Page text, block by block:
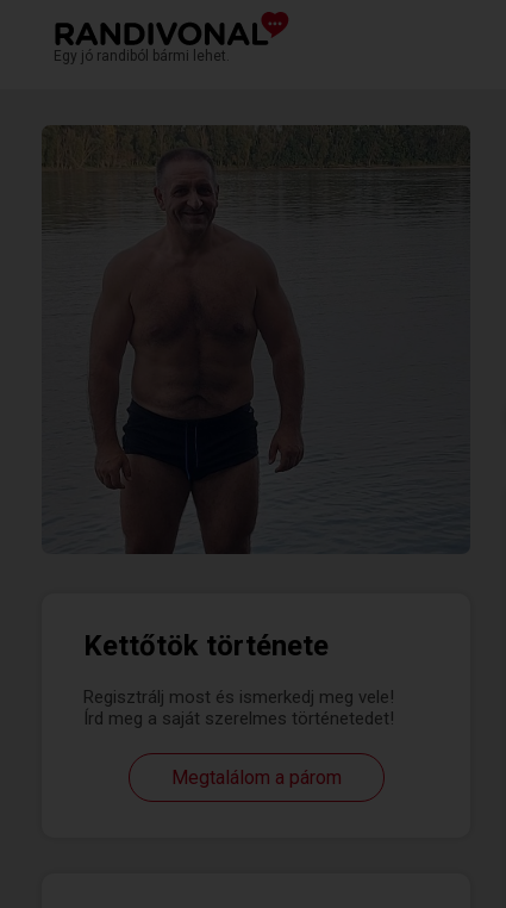
Egy jó randiból bármi lehet.
Kettőtök története
Regisztrálj most és ismerkedj meg vele!
Írd meg a saját szerelmes történetedet!
Megtalálom a párom